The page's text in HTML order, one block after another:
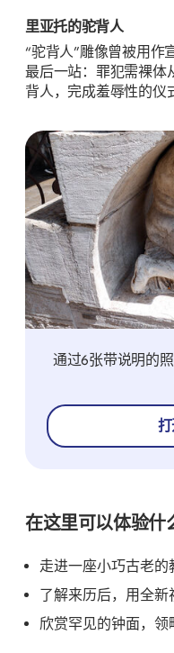
里亚托的驼背人
“驼背人”雕像曾被用作
最后一站：罪犯需裸体
背人，完成羞辱性的仪
通过6张带说明的
在这里可以体验什
走进一座小巧古老的
了解来历后，用全新
欣赏罕见的钟面，领